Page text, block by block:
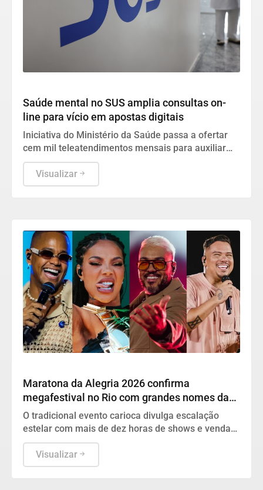
Saúde mental no SUS amplia consultas on-
line para vício em apostas digitais
Iniciativa do Ministério da Saúde passa a ofertar
cem mil teleatendimentos mensais para auxiliar
dependentes e seus familiares em todo o país.
Visualizar
Maratona da Alegria 2026 confirma
megafestival no Rio com grandes nomes da
música
O tradicional evento carioca divulga escalação
estelar com mais de dez horas de shows e vendas
de ingressos programadas para iniciar na próxima
terça-feira.
Visualizar